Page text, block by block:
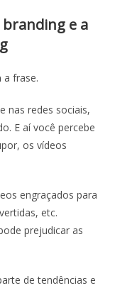
e a
a frase.
nas redes sociais,
E aí você percebe
os vídeos
engraçados para
etc.
prejudicar as
de tendências e